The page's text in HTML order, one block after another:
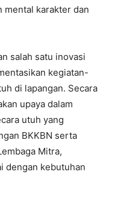
mental karakter dan
salah satu inovasi
kegiatan-
di lapangan. Secara
upaya dalam
utuh yang
BKKBN serta
Mitra,
dengan kebutuhan